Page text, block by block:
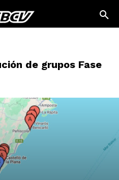
de grupos Fase